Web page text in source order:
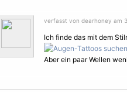
verfasst von dearhoney am
Ich finde das mit dem
Aber ein paar Wellen